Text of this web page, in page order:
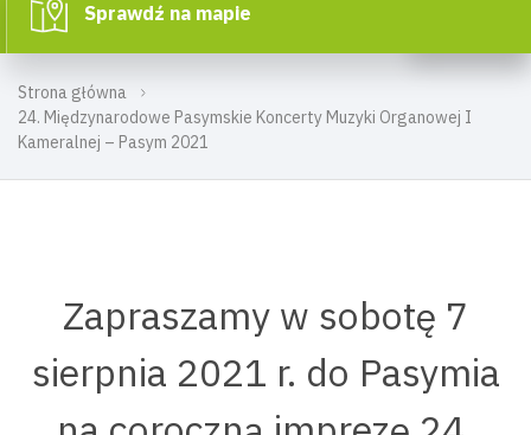
Strona główna
24. Międzynarodowe Pasymskie Koncerty Muzyki Organowej I
Kameralnej – Pasym 2021
Sprawdź na mapie
Zapraszamy w sobotę 7
sierpnia 2021 r. do Pasymia